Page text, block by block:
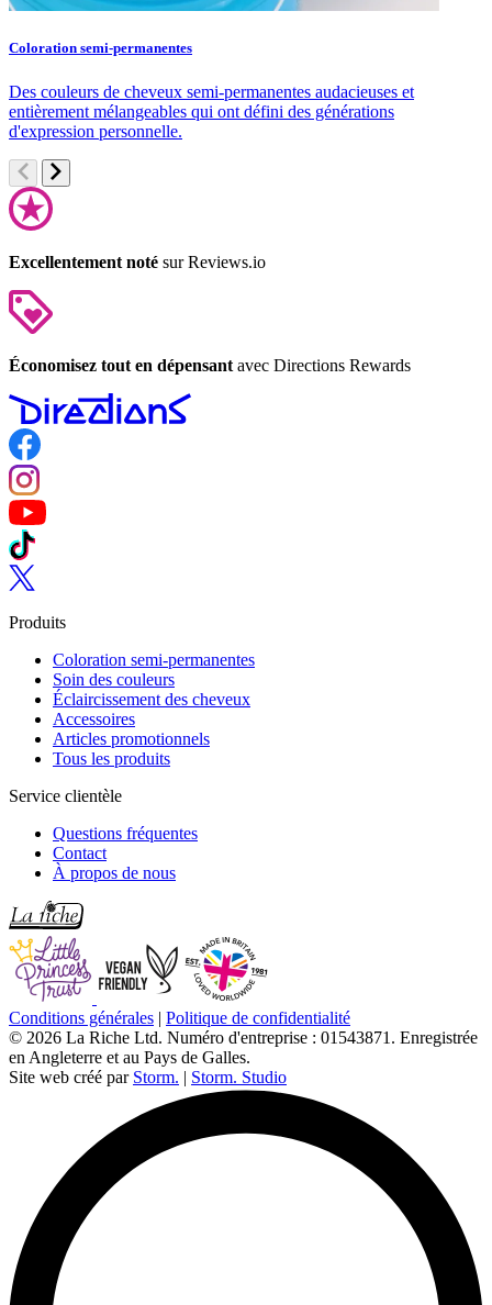
Coloration semi-permanentes
Des couleurs de cheveux semi-permanentes audacieuses et
entièrement mélangeables qui ont défini des générations
d'expression personnelle.
Excellentement noté sur Reviews.io
Économisez tout en dépensant avec Directions Rewards
Follow us on Facebook
Follow us on Instagram
Follow us on YouTube
Follow us on TikTok
Follow us on Twitter
Produits
Coloration semi-permanentes
Soin des couleurs
Éclaircissement des cheveux
Accessoires
Articles promotionnels
Tous les produits
Service clientèle
Questions fréquentes
Contact
À propos de nous
Conditions générales | Politique de confidentialité
© 2026 La Riche Ltd. Numéro d'entreprise : 01543871. Enregistrée
en Angleterre et au Pays de Galles.
Site web créé par Storm. | Storm. Studio